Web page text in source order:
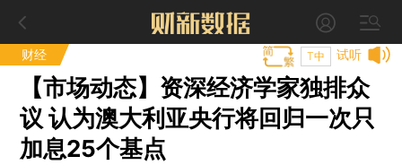
财经 试听
T中
【市场动态】资深经济学家独排众
议 认为澳大利亚央行将回归一次只
加息25个基点